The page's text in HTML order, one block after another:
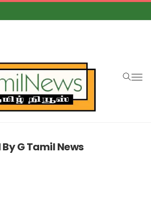
G Tamil News